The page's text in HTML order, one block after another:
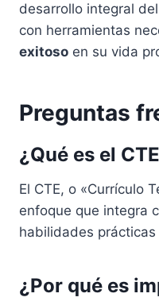
desarrollo integral
con herramientas
exitoso en su vida
Preguntas
¿Qué es el
El CTE, o «Currículo
enfoque que integra
habilidades
¿Por qué es